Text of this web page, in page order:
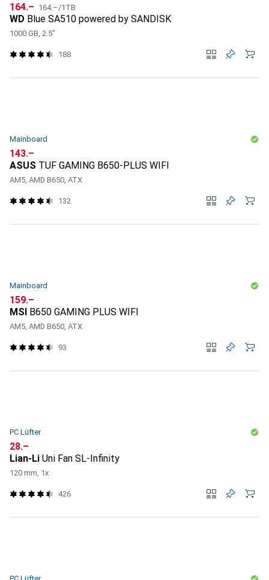
CHF
164.– CHF
164.–/1TB
WD Blue SA510 powered by SANDISK
1000 GB, 2.5"
188
Mainboard
CHF
143.–
ASUS TUF GAMING B650-PLUS WIFI
AM5, AMD B650, ATX
132
Mainboard
CHF
159.–
MSI B650 GAMING PLUS WIFI
AM5, AMD B650, ATX
93
PC Lüfter
CHF
28.–
Lian-Li Uni Fan SL-Infinity
120 mm, 1x
426